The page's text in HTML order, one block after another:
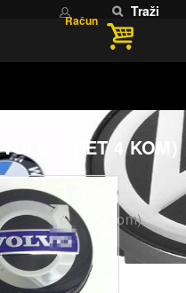
Račun
Traži
(SET 4 KOM)
KOTAČA
VOLVO (set 4 Kom)